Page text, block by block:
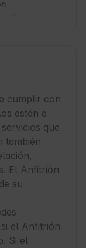
cumplir con
están a
que
también
El Anfitrión
su
el Anfitrión
Si el